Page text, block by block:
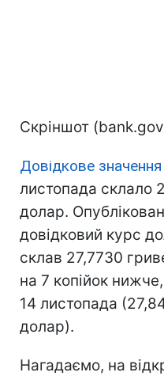
Скріншот
Довідкове
листопада склало
долар.
довідковий курс
склав 27,7730
на 7 копійок
14 листопада
долар).
Нагадаємо, на